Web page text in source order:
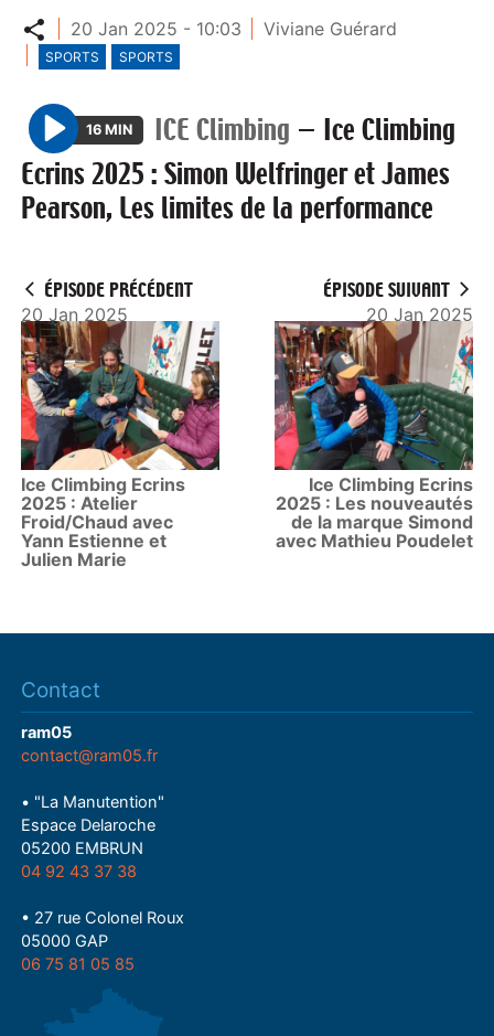
Partager
20 Jan 2025 - 10:03 Viviane Guérard
SPORTS SPORTS
P
l
a
16 MIN ICE Climbing — Ice Climbing
Ecrins 2025 : Simon Welfringer et James
Pearson, Les limites de la performance
ÉPISODE PRÉCÉDENT
20 Jan 2025
Ice Climbing Ecrins
2025 : Atelier
Froid/Chaud avec
Yann Estienne et
Julien Marie
ÉPISODE SUIVANT
20 Jan 2025
Ice Climbing Ecrins
2025 : Les nouveautés
de la marque Simond
avec Mathieu Poudelet
Contact
ram05
contact@ram05.fr
• "La Manutention"
Espace Delaroche
05200 EMBRUN
04 92 43 37 38
• 27 rue Colonel Roux
05000 GAP
06 75 81 05 85